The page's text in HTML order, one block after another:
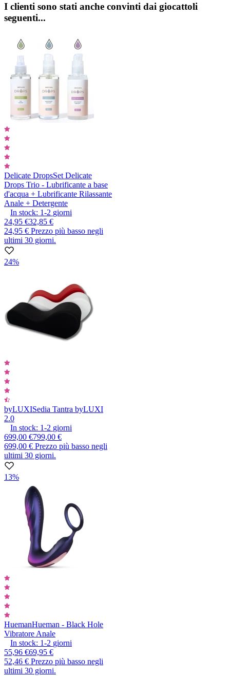
I clienti sono stati anche convinti dai giocattoli
seguenti...
Delicate DropsSet Delicate
Drops Trio - Lubrificante a base
d'acqua + Lubrificante Rilassante
Anale + Detergente
In stock: 1-2 giorni
24,95 €32,85 €
24,95 € Prezzo più basso negli
ultimi 30 giorni.
24%
byLUXISedia Tantra byLUXI
2.0
In stock: 1-2 giorni
699,00 €799,00 €
699,00 € Prezzo più basso negli
ultimi 30 giorni.
13%
HuemanHueman - Black Hole
Vibratore Anale
In stock: 1-2 giorni
55,96 €69,95 €
52,46 € Prezzo più basso negli
ultimi 30 giorni.